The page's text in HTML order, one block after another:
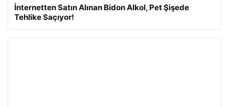
İnternetten Satın Alınan Bidon Alkol, Pet Şişede
Tehlike Saçıyor!